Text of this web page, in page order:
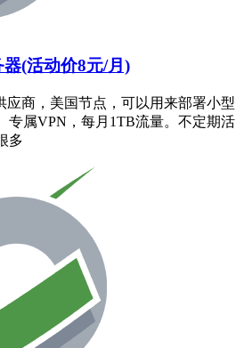
(活动价8元/月)
应商，美国节点，可以用来部署小型
专属VPN，每月1TB流量。不定期活
多